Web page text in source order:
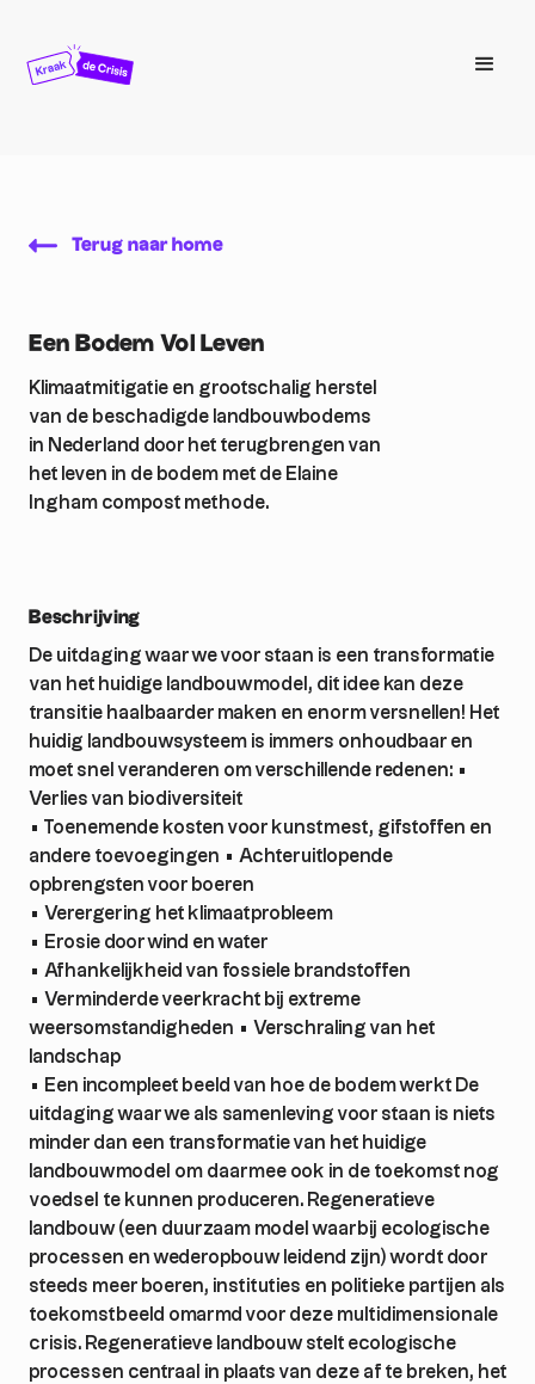
Terug naar home
Een Bodem Vol Leven
Klimaatmitigatie en grootschalig herstel
van de beschadigde landbouwbodems
in Nederland door het terugbrengen van
het leven in de bodem met de Elaine
Ingham compost methode.
Beschrijving
De uitdaging waar we voor staan is een transformatie
van het huidige landbouwmodel, dit idee kan deze
transitie haalbaarder maken en enorm versnellen! Het
huidig landbouwsysteem is immers onhoudbaar en
moet snel veranderen om verschillende redenen: •
Verlies van biodiversiteit
• Toenemende kosten voor kunstmest, gifstoffen en
andere toevoegingen • Achteruitlopende
opbrengsten voor boeren
• Verergering het klimaatprobleem
• Erosie door wind en water
• Afhankelijkheid van fossiele brandstoffen
• Verminderde veerkracht bij extreme
weersomstandigheden • Verschraling van het
landschap
• Een incompleet beeld van hoe de bodem werkt De
uitdaging waar we als samenleving voor staan is niets
minder dan een transformatie van het huidige
landbouwmodel om daarmee ook in de toekomst nog
voedsel te kunnen produceren. Regeneratieve
landbouw (een duurzaam model waarbij ecologische
processen en wederopbouw leidend zijn) wordt door
steeds meer boeren, instituties en politieke partijen als
toekomstbeeld omarmd voor deze multidimensionale
crisis. Regeneratieve landbouw stelt ecologische
processen centraal in plaats van deze af te breken, het